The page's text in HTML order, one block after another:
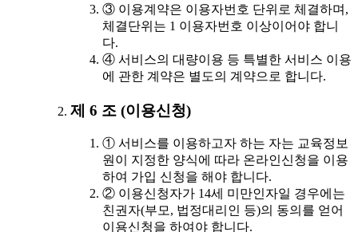
③ 이용계약은 이용자번호 단위로 체결하며,
체결단위는 1 이용자번호 이상이어야 합니
다.
④ 서비스의 대량이용 등 특별한 서비스 이용
에 관한 계약은 별도의 계약으로 합니다.
제 6 조 (이용신청)
① 서비스를 이용하고자 하는 자는 교육정보
원이 지정한 양식에 따라 온라인신청을 이용
하여 가입 신청을 해야 합니다.
② 이용신청자가 14세 미만인자일 경우에는
친권자(부모, 법정대리인 등)의 동의를 얻어
이용신청을 하여야 합니다.